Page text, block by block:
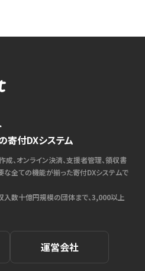
寄付DXシステム
成、オンライン決済、支援者管理、領収書
な全ての機能が揃った寄付DXシステムで
入数十億円規模の団体まで、3,000以上
運営会社